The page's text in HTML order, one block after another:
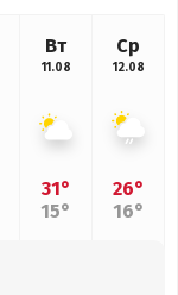
Вт
11.08
31°
15°
Ср
12.08
26°
16°